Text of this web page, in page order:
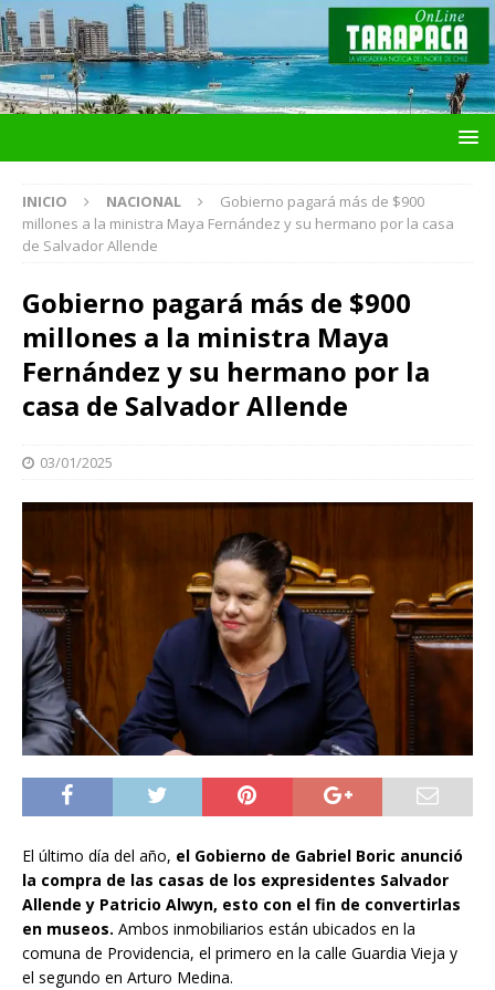
INICIO NACIONAL
Gobierno pagará más de $900
millones a la ministra Maya Fernández y su hermano por la casa
de Salvador Allende
Gobierno pagará más de $900
millones a la ministra Maya
Fernández y su hermano por la
casa de Salvador Allende
03/01/2025
El último día del año, el Gobierno de Gabriel Boric anunció
la compra de las casas de los expresidentes Salvador
Allende y Patricio Alwyn, esto con el fin de convertirlas
en museos. Ambos inmobiliarios están ubicados en la
comuna de Providencia, el primero en la calle Guardia Vieja y
el segundo en Arturo Medina.